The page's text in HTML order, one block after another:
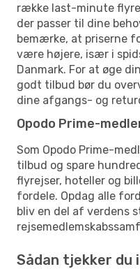
række last-minute
der passer til dine
bemærke, at priserne
være højere, især i
Danmark. For at øge
godt tilbud bør du
dine afgangs- og
Opodo Prime-
Som Opodo Prime-
tilbud og spare
flyrejser, hoteller og
fordele. Opdag alle
bliv en del af verdens
Sådan tjekker du